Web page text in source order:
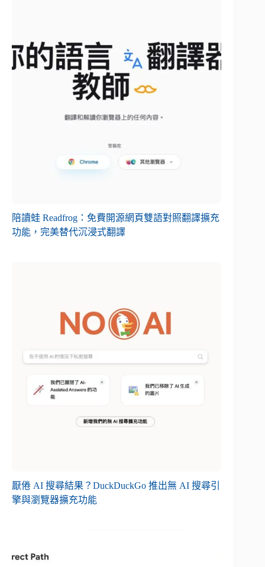
陪讀蛙 Readfrog：免費開源網頁雙語對照翻譯擴充
功能，完美替代沉浸式翻譯
厭倦 AI 搜尋結果？DuckDuckGo 推出無 AI 搜尋引
擎與瀏覽器擴充功能